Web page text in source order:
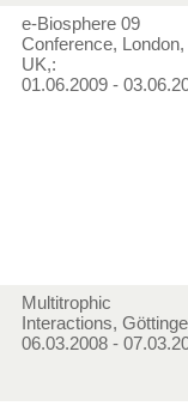
e-Biosphere 09
Conference, London,
UK,:
01.06.2009 -
Multitrophic
Interactions,
06.03.2008 -